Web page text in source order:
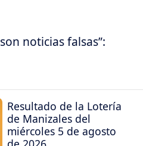
noticias falsas”:
Resultado de la Lotería
de Manizales del
miércoles 5 de agosto